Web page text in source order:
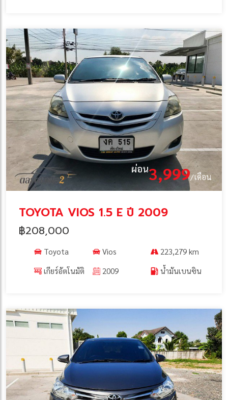
ผ่อน3,999/เดือน
TOYOTA VIOS 1.5 E ปี 2009
฿208,000
Toyota Vios
223,279 km
เกียร์อัตโนมัติ
2009 น้ำมันเบนซิน